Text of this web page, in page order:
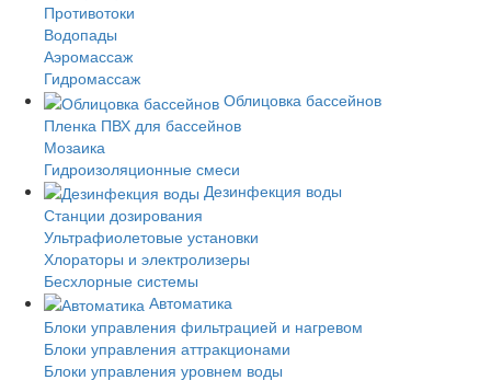
Противотоки
Водопады
Аэромассаж
Гидромассаж
Облицовка бассейнов
Пленка ПВХ для бассейнов
Мозаика
Гидроизоляционные смеси
Дезинфекция воды
Станции дозирования
Ультрафиолетовые установки
Хлораторы и электролизеры
Бесхлорные системы
Автоматика
Блоки управления фильтрацией и нагревом
Блоки управления аттракционами
Блоки управления уровнем воды